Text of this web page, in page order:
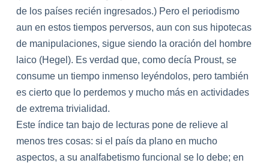
d
o
de los países recién ingresados.) Pero el periodismo
aun en estos tiempos perversos, aun con sus hipotecas
de manipu laciones, sigue siendo la oración del hombre
laico (Hegel). Es verdad que, como decía Proust, se
consume un tiempo inmenso leyéndolos, pero también
es cierto que lo perdemos y mucho más en actividades
de extrema trivialidad.
Este índice tan bajo de lecturas pone de relieve al
menos tres cosas: si el país da plano en mucho
aspectos, a su ana lfabetismo funcional se lo debe; en